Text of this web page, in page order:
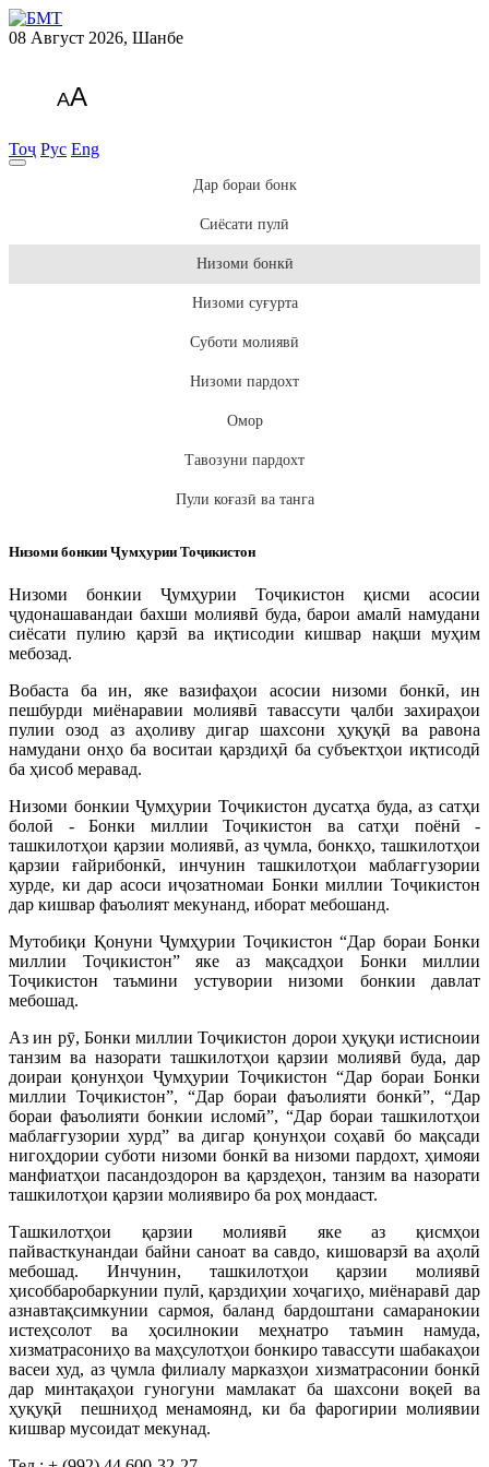
08 Август 2026, Шанбе
AA
Тоҷ Рус Eng
Дар бораи бонк
Сиёсати пулӣ
Низоми бонкӣ
Низоми суғурта
Суботи молиявӣ
Низоми пардохт
Омор
Тавозуни пардохт
Пули коғазӣ ва танга
Низоми бонкии Ҷумҳурии Тоҷикистон
Низоми бонкии Ҷумҳурии Тоҷикистон қисми асосии
ҷудонашавандаи бахши молиявӣ буда, барои амалӣ намудани
сиёсати пулию қарзӣ ва иқтисодии кишвар нақши муҳим
мебозад.
Вобаста ба ин, яке вазифаҳои асосии низоми бонкӣ, ин
пешбурди миёнаравии молиявӣ тавассути ҷалби захираҳои
пулии озод аз аҳоливу дигар шахсони ҳуқуқӣ ва равона
намудани онҳо ба воситаи қарздиҳӣ ба субъектҳои иқтисодӣ
ба ҳисоб меравад.
Низоми бонкии Ҷумҳурии Тоҷикистон дусатҳа буда, аз сатҳи
болоӣ - Бонки миллии Тоҷикистон ва сатҳи поёнӣ -
ташкилотҳои қарзии молиявӣ, аз ҷумла, бонкҳо, ташкилотҳои
қарзии ғайрибонкӣ, инчунин ташкилотҳои маблағгузории
хурде, ки дар асоси иҷозатномаи Бонки миллии Тоҷикистон
дар кишвар фаъолият мекунанд, иборат мебошанд.
Мутобиқи Қонуни Ҷумҳурии Тоҷикистон “Дар бораи Бонки
миллии Тоҷикистон” яке аз мақсадҳои Бонки миллии
Тоҷикистон таъмини устувории низоми бонкии давлат
мебошад.
Аз ин рӯ, Бонки миллии Тоҷикистон дорои ҳуқуқи истисноии
танзим ва назорати ташкилотҳои қарзии молиявӣ буда, дар
доираи қонунҳои Ҷумҳурии Тоҷикистон “Дар бораи Бонки
миллии Тоҷикистон”, “Дар бораи фаъолияти бонкӣ”, “Дар
бораи фаъолияти бонкии исломӣ”, “Дар бораи ташкилотҳои
маблағгузории хурд” ва дигар қонунҳои соҳавӣ бо мақсади
нигоҳдории суботи низоми бонкӣ ва низоми пардохт, ҳимояи
манфиатҳои пасандоздорон ва қарздеҳон, танзим ва назорати
ташкилотҳои қарзии молиявиро ба роҳ мондааст.
Ташкилотҳои қарзии молиявӣ яке аз қисмҳои
пайвасткунандаи байни саноат ва савдо, кишоварзӣ ва аҳолӣ
мебошад. Инчунин, ташкилотҳои қарзии молиявӣ
ҳисоббаробаркунии пулӣ, қарздиҳии хоҷагиҳо, миёнаравӣ дар
азнавтақсимкунии сармоя, баланд бардоштани самаранокии
истеҳсолот ва ҳосилнокии меҳнатро таъмин намуда,
хизматрасониҳо ва маҳсулотҳои бонкиро тавассути шабакаҳои
васеи худ, аз ҷумла филиалу марказҳои хизматрасонии бонкӣ
дар минтақаҳои гуногуни мамлакат ба шахсони воқеӣ ва
ҳуқуқӣ пешниҳод менамоянд, ки ба фарогирии молиявии
кишвар мусоидат мекунад.